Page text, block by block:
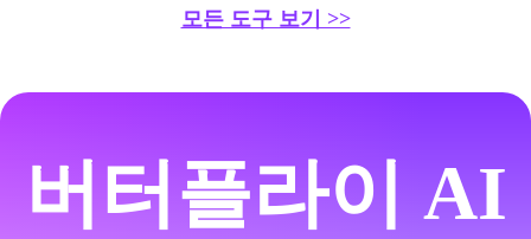
모든 도구 보기 >>
버터플라이 AI